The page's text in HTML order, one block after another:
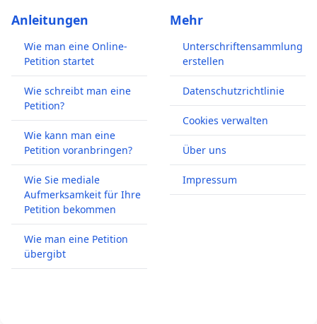
Anleitungen
Wie man eine Online-
Petition startet
Wie schreibt man eine
Petition?
Wie kann man eine
Petition voranbringen?
Wie Sie mediale
Aufmerksamkeit für Ihre
Petition bekommen
Wie man eine Petition
übergibt
Mehr
Unterschriftensammlung
erstellen
Datenschutzrichtlinie
Cookies verwalten
Über uns
Impressum